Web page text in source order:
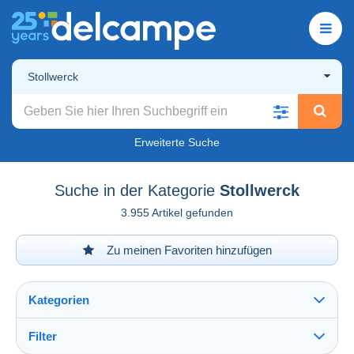
Stollwerck
Erweiterte Suche
Suche in der Kategorie Stollwerck
3.955 Artikel gefunden
Zu meinen Favoriten hinzufügen
Kategorien
Filter